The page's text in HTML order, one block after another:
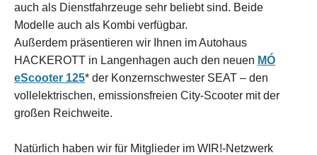
auch als Dienstfahrzeuge sehr beliebt sind. Beide
Modelle auch als Kombi verfügbar.
Außerdem präsentieren wir Ihnen im Autohaus
HACKEROTT in Langenhagen auch den neuen MÓ
eScooter 125* der Konzernschwester SEAT – den
vollelektrischen, emissionsfreien City-Scooter mit der
großen Reichweite.
Natürlich haben wir für Mitglieder im WIR!-Netzwerk